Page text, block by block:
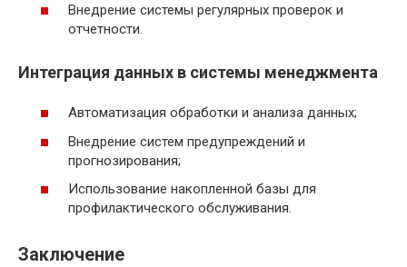
Внедрение системы регулярных проверок и
отчетности.
Интеграция данных в системы менеджмента
Автоматизация обработки и анализа данных;
Внедрение систем предупреждений и
прогнозирования;
Использование накопленной базы для
профилактического обслуживания.
Заключение